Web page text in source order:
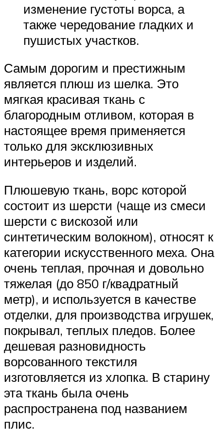
изменение густоты ворса, а
также чередование гладких и
пушистых участков.
Самым дорогим и престижным
является плюш из шелка. Это
мягкая красивая ткань с
благородным отливом, которая в
настоящее время применяется
только для эксклюзивных
интерьеров и изделий.
Плюшевую ткань, ворс которой
состоит из шерсти (чаще из смеси
шерсти с вискозой или
синтетическим волокном), относят к
категории искусственного меха. Она
очень теплая, прочная и довольно
тяжелая (до 850 г/квадратный
метр), и используется в качестве
отделки, для производства игрушек,
покрывал, теплых пледов. Более
дешевая разновидность
ворсованного текстиля
изготовляется из хлопка. В старину
эта ткань была очень
распространена под названием
плис.